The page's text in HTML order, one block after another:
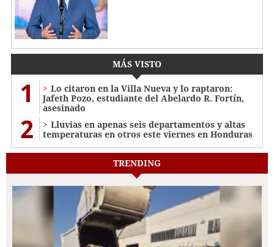
MÁS VISTO
1
Lo citaron en la Villa Nueva y lo raptaron:
Jafeth Pozo, estudiante del Abelardo R. Fortín,
asesinado
2
Lluvias en apenas seis departamentos y altas
temperaturas en otros este viernes en Honduras
TRENDING